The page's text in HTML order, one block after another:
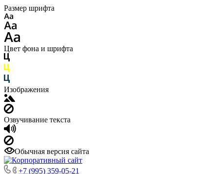
Размер шрифта
Цвет фона и шрифта
Изображения
Озвучивание текста
Обычная версия сайта
+7 (995) 359-05-21